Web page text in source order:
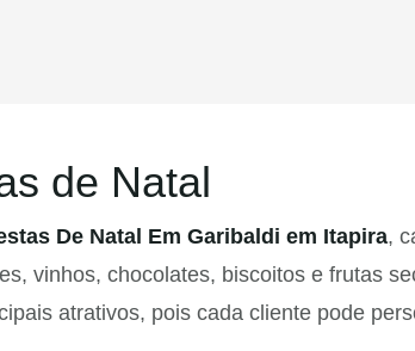
de Natal
De Natal Em Garibaldi em Itapira,
vinhos, chocolates, biscoitos e frutas
atrativos, pois cada cliente pode